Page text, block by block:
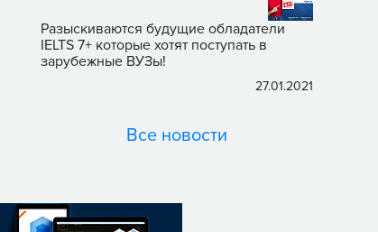
Разыскиваются будущие обладатели
IELTS 7+ которые хотят поступать в
зарубежные ВУЗы!
27.01.2021
Все новости